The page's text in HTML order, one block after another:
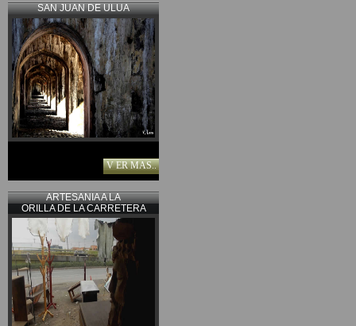
SAN JUAN DE ULUA
V ER MAS..
ARTESANIA A LA
ORILLA DE LA CARRETERA